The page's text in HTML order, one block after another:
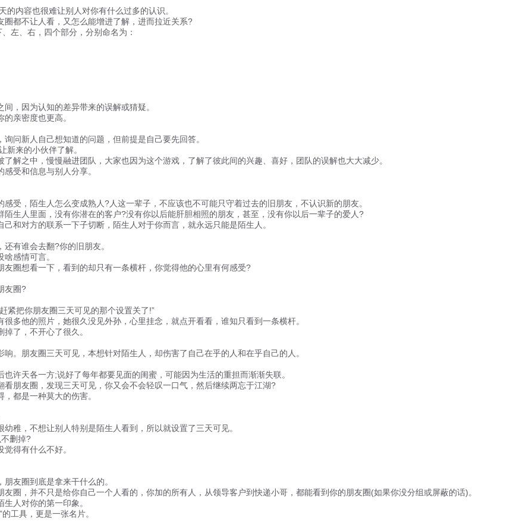
内容也很难让别人对你有什么过多的认识。
都不让人看，又怎么能增进了解，进而拉近关系?
左、右，四个部分，分别命名为：
，因为认知的差异带来的误解或猜疑。
亲密度也更高。
新人自己想知道的问题，但前提是自己要先回答。
来的小伙伴了解。
之中，慢慢融进团队，大家也因为这个游戏，了解了彼此间的兴趣、喜好，团队的误解也大大减少。
受和信息与别人分享。
，陌生人怎么变成熟人?人这一辈子，不应该也不可能只守着过去的旧朋友，不认识新的朋友。
人里面，没有你潜在的客户?没有你以后能肝胆相照的朋友，甚至，没有你以后一辈子的爱人?
对方的联系一下子切断，陌生人对于你而言，就永远只能是陌生人。
有谁会去翻?你的旧朋友。
感情可言。
圈想看一下，看到的却只有一条横杆，你觉得他的心里有何感受?
友圈?
把你朋友圈三天可见的那个设置关了!”
他的照片，她很久没见外孙，心里挂念，就点开看看，谁知只看到一条横杆。
了，不开心了很久。
朋友圈三天可见，本想针对陌生人，却伤害了自己在乎的人和在乎自己的人。
天各一方;说好了每年都要见面的闺蜜，可能因为生活的重担而渐渐失联。
友圈，发现三天可见，你又会不会轻叹一口气，然后继续两忘于江湖?
都是一种莫大的伤害。
，不想让别人特别是陌生人看到，所以就设置了三天可见。
删掉?
得有什么不好。
友圈到底是拿来干什么的。
，并不只是给你自己一个人看的，你加的所有人，从领导客户到快递小哥，都能看到你的朋友圈(如果你没分组或屏蔽的话)。
人对你的第一印象。
工具，更是一张名片。